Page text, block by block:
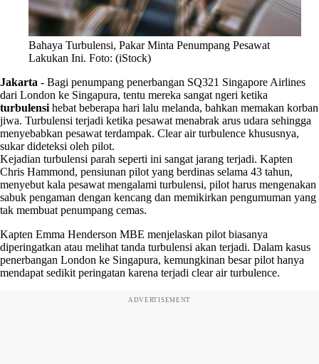
Bahaya Turbulensi, Pakar Minta Penumpang Pesawat
Lakukan Ini. Foto: (iStock)
Jakarta - Bagi penumpang penerbangan SQ321 Singapore Airlines
dari London ke Singapura, tentu mereka sangat ngeri ketika
turbulensi hebat beberapa hari lalu melanda, bahkan memakan korban
jiwa. Turbulensi terjadi ketika pesawat menabrak arus udara sehingga
menyebabkan pesawat terdampak. Clear air turbulence khususnya,
sukar dideteksi oleh pilot.
Kejadian turbulensi parah seperti ini sangat jarang terjadi. Kapten
Chris Hammond, pensiunan pilot yang berdinas selama 43 tahun,
menyebut kala pesawat mengalami turbulensi, pilot harus mengenakan
sabuk pengaman dengan kencang dan memikirkan pengumuman yang
tak membuat penumpang cemas.
Kapten Emma Henderson MBE menjelaskan pilot biasanya
diperingatkan atau melihat tanda turbulensi akan terjadi. Dalam kasus
penerbangan London ke Singapura, kemungkinan besar pilot hanya
mendapat sedikit peringatan karena terjadi clear air turbulence.
ADVERTISEMENT